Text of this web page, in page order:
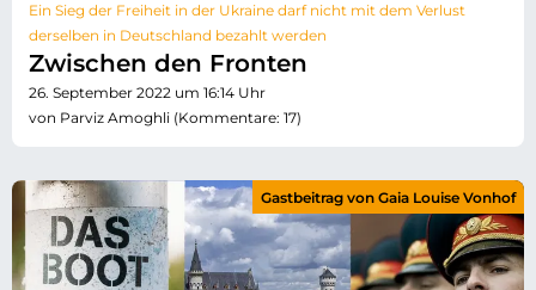
Ein Sieg der Freiheit in der Ukraine darf nicht mit dem Verlust
derselben in Deutschland bezahlt werden
Zwischen den Fronten
26. September 2022 um 16:14 Uhr
von Parviz Amoghli (Kommentare: 17)
Gastbeitrag von Gaia Louise Vonhof